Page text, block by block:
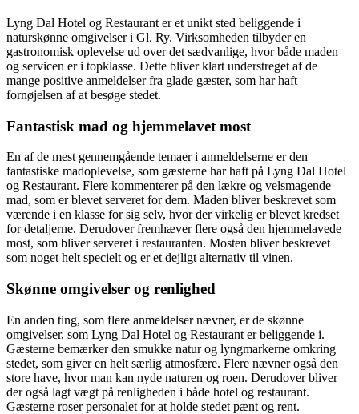
Lyng Dal Hotel og Restaurant er et unikt sted beliggende i
naturskønne omgivelser i Gl. Ry. Virksomheden tilbyder en
gastronomisk oplevelse ud over det sædvanlige, hvor både maden
og servicen er i topklasse. Dette bliver klart understreget af de
mange positive anmeldelser fra glade gæster, som har haft
fornøjelsen af at besøge stedet.
Fantastisk mad og hjemmelavet most
En af de mest gennemgående temaer i anmeldelserne er den
fantastiske madoplevelse, som gæsterne har haft på Lyng Dal Hotel
og Restaurant. Flere kommenterer på den lækre og velsmagende
mad, som er blevet serveret for dem. Maden bliver beskrevet som
værende i en klasse for sig selv, hvor der virkelig er blevet kredset
for detaljerne. Derudover fremhæver flere også den hjemmelavede
most, som bliver serveret i restauranten. Mosten bliver beskrevet
som noget helt specielt og er et dejligt alternativ til vinen.
Skønne omgivelser og renlighed
En anden ting, som flere anmeldelser nævner, er de skønne
omgivelser, som Lyng Dal Hotel og Restaurant er beliggende i.
Gæsterne bemærker den smukke natur og lyngmarkerne omkring
stedet, som giver en helt særlig atmosfære. Flere nævner også den
store have, hvor man kan nyde naturen og roen. Derudover bliver
der også lagt vægt på renligheden i både hotel og restaurant.
Gæsterne roser personalet for at holde stedet pænt og rent.